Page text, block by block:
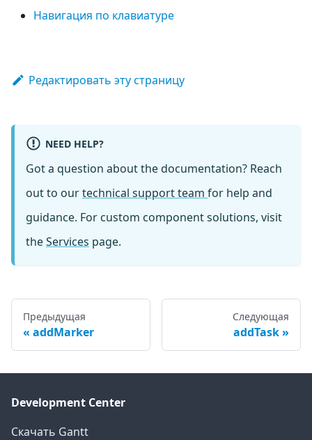
Навигация по клавиатуре
Редактировать эту страницу
NEED HELP?
Got a question about the documentation? Reach
out to ourtechnical support team for help and
guidance. For custom component solutions, visit
theServices page.
Предыдущая
addMarker
Следующая
addTask
Development Center
Скачать Gantt